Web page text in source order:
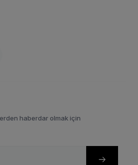
haberdar olmak için